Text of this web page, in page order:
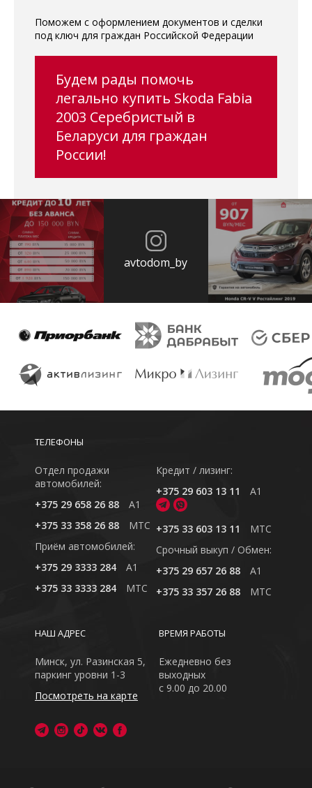
Поможем с оформлением документов и сделки
под ключ для граждан Российской Федерации
Будем рады помочь
легально купить Skoda Fabia
2003 Серебристый в
Беларуси для граждан
России!
avtodom_by
ТЕЛЕФОНЫ
Отдел продажи
автомобилей:
+375 29 658 26 88
A1
+375 33 358 26 88
MTC
Приём автомобилей:
+375 29 3333 284
A1
+375 33 3333 284
MTC
Кредит / лизинг:
+375 29 603 13 11
A1
+375 33 603 13 11
MTC
Cрочный выкуп / Обмен:
+375 29 657 26 88
A1
+375 33 357 26 88
MTC
ВРЕМЯ РАБОТЫ
Ежедневно без
выходных
с 9.00 до 20.00
НАШ АДРЕС
Минск, ул. Разинская 5,
паркинг уровни 1-3
Посмотреть на карте